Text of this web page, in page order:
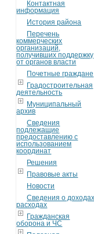
Контактная
информация
История района
Перечень
коммерческих
организаций,
получивших поддержку
от органов власти
Почетные граждане
Градостроительная
деятельность
Муниципальный
архив
Сведения
подлежащие
предоставлению с
использованием
координат
Решения
Правовые акты
Новости
Сведения о доходах,
расходах
Гражданская
оборона и ЧС